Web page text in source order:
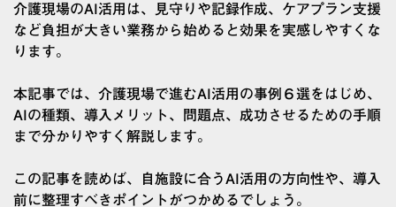
介護現場のAI活用は、見守りや記録作成、ケアプラン支援
など負担が大きい業務から始めると効果を実感しやすくな
ります。
本記事では、介護現場で進むAI活用の事例６選をはじめ、
AIの種類、導入メリット、問題点、成功させるための手順
まで分かりやすく解説します。
この記事を読めば、自施設に合うAI活用の方向性や、導入
前に整理すべきポイントがつかめるでしょう。